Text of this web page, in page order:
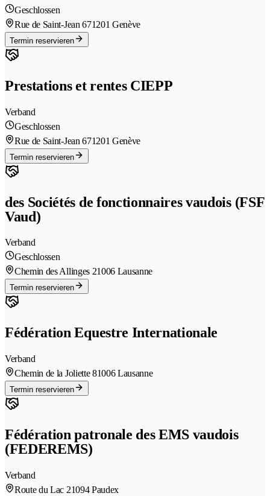
Geschlossen
Rue de Saint-Jean 671201 Genève
Termin reservieren
Prestations et rentes CIEPP
Verband
Geschlossen
Rue de Saint-Jean 671201 Genève
Termin reservieren
des Sociétés de fonctionnaires vaudois (FSF
Vaud)
Verband
Geschlossen
Chemin des Allinges 21006 Lausanne
Termin reservieren
Fédération Equestre Internationale
Verband
Chemin de la Joliette 81006 Lausanne
Termin reservieren
Fédération patronale des EMS vaudois
(FEDEREMS)
Verband
Route du Lac 21094 Paudex